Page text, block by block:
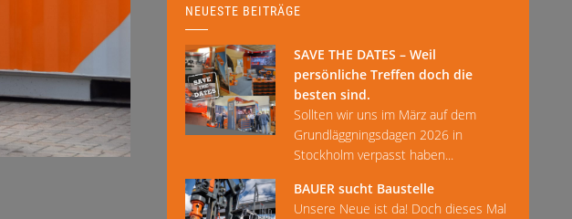
NEUESTE BEITRÄGE
SAVE THE DATES – Weil
persönliche Treffen doch die
besten sind.
Sollten wir uns im März auf dem
Grundläggningsdagen 2026 in
Stockholm verpasst haben...
BAUER sucht Baustelle
Unsere Neue ist da! Doch dieses Mal